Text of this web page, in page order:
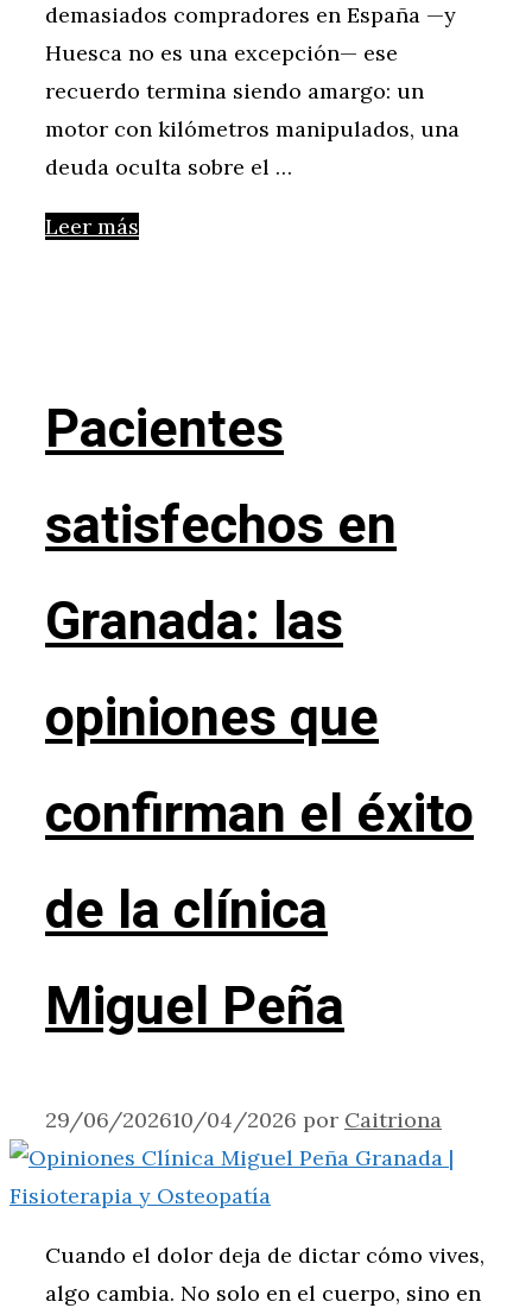
demasiados compradores en España —y
Huesca no es una excepción— ese
recuerdo termina siendo amargo: un
motor con kilómetros manipulados, una
deuda oculta sobre el …
Leer más
Pacientes
satisfechos en
Granada: las
opiniones que
confirman el éxito
de la clínica
Miguel Peña
29/06/202610/04/2026 por Caitriona
Cuando el dolor deja de dictar cómo vives,
algo cambia. No solo en el cuerpo, sino en